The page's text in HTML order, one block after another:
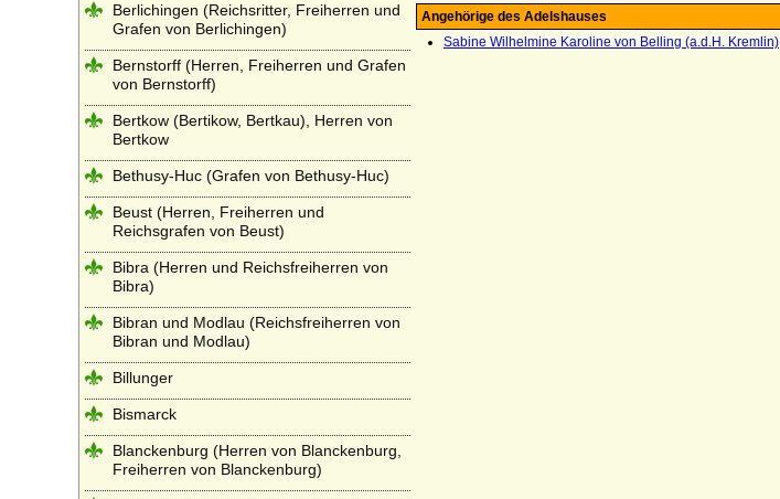
Angehörige des Adelshauses
Sabine Wilhelmine Karoline von Belling (a.d.H. Kremlin)
Berlichingen (Reichsritter, Freiherren und
Grafen von Berlichingen)
Bernstorff (Herren, Freiherren und Grafen
von Bernstorff)
Bertkow (Bertikow, Bertkau), Herren von
Bertkow
Bethusy-Huc (Grafen von Bethusy-Huc)
Beust (Herren, Freiherren und
Reichsgrafen von Beust)
Bibra (Herren und Reichsfreiherren von
Bibra)
Bibran und Modlau (Reichsfreiherren von
Bibran und Modlau)
Billunger
Bismarck
Blanckenburg (Herren von Blanckenburg,
Freiherren von Blanckenburg)